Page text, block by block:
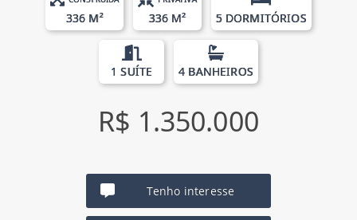
336 M² 336 M² 5 DORMITÓRIOS
1 SUÍTE 4 BANHEIROS
R$ 1.350.000
Tenho interesse